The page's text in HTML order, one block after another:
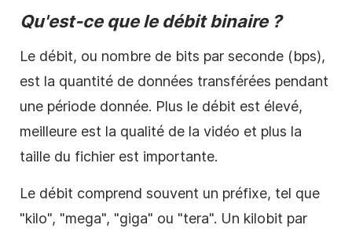
Qu'est-ce que le débit binaire ?
Le débit, ou nombre de bits par seconde (bps),
est la quantité de données transférées pendant
une période donnée. Plus le débit est élevé,
meilleure est la qualité de la vidéo et plus la
taille du fichier est importante.
Le débit comprend souvent un préfixe, tel que
"kilo", "mega", "giga" ou "tera". Un kilobit par